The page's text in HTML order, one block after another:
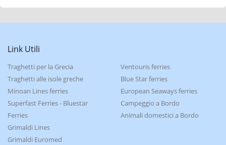
Link Utili
Traghetti per la Grecia
Traghetti alle isole greche
Minoan Lines ferries
Superfast Ferries - Bluestar
Ferries
Grimaldi Lines
Grimaldi Euromed
Ventouris ferries
Blue Star ferries
European Seaways ferries
Campeggio a Bordo
Animali domestici a Bordo